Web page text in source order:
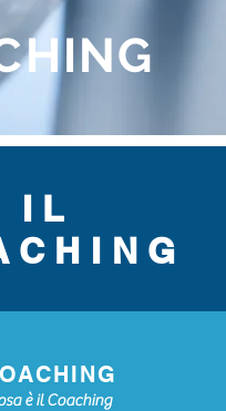
IL
è il Coaching